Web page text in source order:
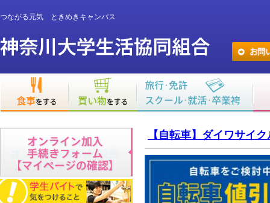
つながる元気 ときめきキャンパス
【自転車】ダイワサイ